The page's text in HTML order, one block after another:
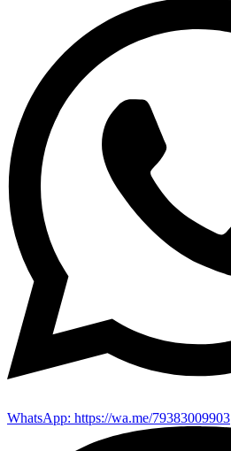
WhatsApp: https://wa.me/79383009903